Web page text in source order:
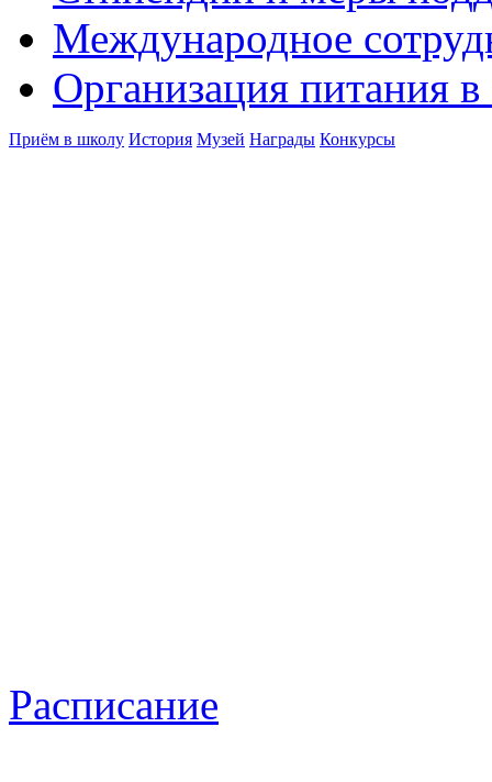
Международное
Организация питания в
Приём в школу История Музей Награды Конкурсы
Расписание